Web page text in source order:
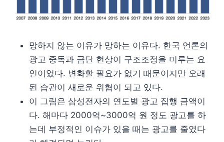
망하지 않는 이유가 망하는 이유다. 한국 언론의
광고 중독과 금단 현상이 구조조정을 미루는 요
인이었다. 변화할 필요가 없기 때문이지만 오래
된 습관이 새로운 위협이 되고 있다.
이 그림은 삼성전자의 연도별 광고 집행 금액이
다. 해마다 2000억~3000억 원 정도 광고를 하
는데 부정적인 이슈가 있을 때는 광고를 줄였다